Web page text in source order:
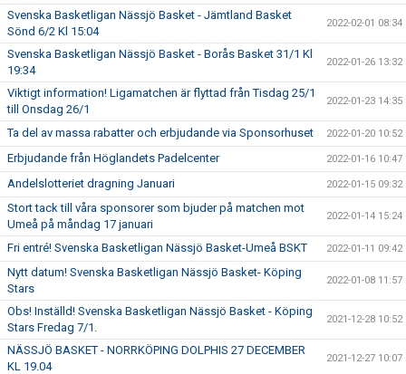
Svenska Basketligan Nässjö Basket - Jämtland Basket
Sönd 6/2 Kl 15:04
2022-02-01 08:34
Svenska Basketligan Nässjö Basket - Borås Basket 31/1 Kl
19:34
2022-01-26 13:32
Viktigt information! Ligamatchen är flyttad från Tisdag 25/1
till Onsdag 26/1
2022-01-23 14:35
Ta del av massa rabatter och erbjudande via Sponsorhuset 2022-01-20 10:52
Erbjudande från Höglandets Padelcenter 2022-01-16 10:47
Andelslotteriet dragning Januari 2022-01-15 09:32
Stort tack till våra sponsorer som bjuder på matchen mot
Umeå på måndag 17 januari
2022-01-14 15:24
Fri entré! Svenska Basketligan Nässjö Basket-Umeå BSKT 2022-01-11 09:42
Nytt datum! Svenska Basketligan Nässjö Basket- Köping
Stars
2022-01-08 11:57
Obs! Inställd! Svenska Basketligan Nässjö Basket - Köping
Stars Fredag 7/1.
2021-12-28 10:52
NÄSSJÖ BASKET - NORRKÖPING DOLPHIS 27 DECEMBER
KL 19.04
2021-12-27 10:07